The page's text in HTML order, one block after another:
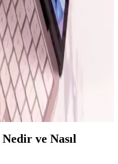
modelleri, gelişmiş yapay
ancak lansman gecikiyor.
iyileştirmeleri bekliyor.
Fiyatlı Dizüstü
Dayanıklılık
ve temel kullanım için güçlü
8 GB RAM ve A18 Pro
uyumu ve kalite
ve Nasıl